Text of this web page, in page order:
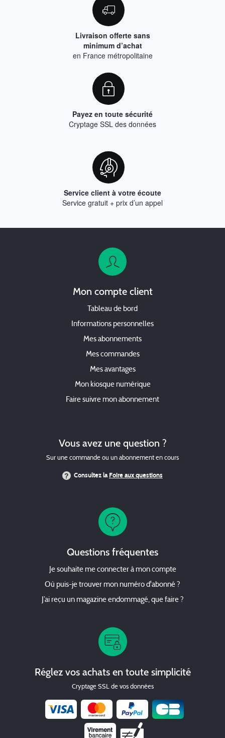
Livraison offerte sans
minimum d’achat
en France métropolitaine
Payez en toute sécurité
Cryptage SSL des données
Service client à votre écoute
Service gratuit + prix d’un appel
Mon compte client
Tableau de bord
Informations personnelles
Mes abonnements
Mes commandes
Mes avantages
Mon kiosque numérique
Faire suivre mon abonnement
Vous avez une question ?
Sur une commande ou un abonnement en cours
Consultez laFoire aux questions
Questions fréquentes
Je souhaite me connecter à mon compte
Où puis-je trouver mon numéro d'abonné ?
J’ai reçu un magazine endommagé, que faire ?
Réglez vos achats en toute simplicité
Cryptage SSL de vos données
Chèque